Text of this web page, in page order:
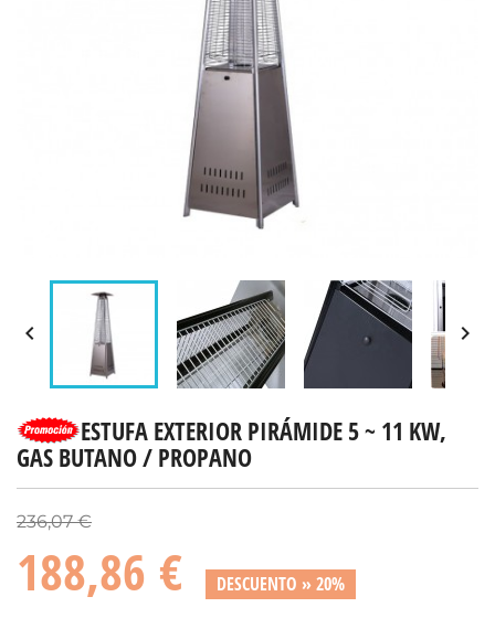
 
ESTUFA EXTERIOR PIRÁMIDE 5 ~ 11 KW,
GAS BUTANO / PROPANO
236,07 €
188,86 € DESCUENTO » 20%